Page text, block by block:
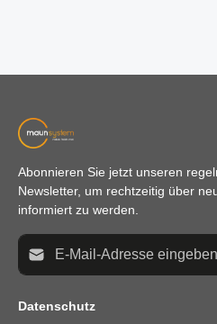
Abonnieren Sie jetzt unseren
Newsletter, um rechtzeitig über
informiert zu werden.
E-Mail-Adresse*
Datenschutz